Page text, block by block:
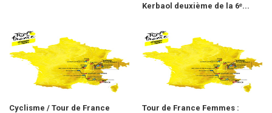
Kerbaol deuxième de la 6ᵉ...
Cyclisme / Tour de France
Tour de France Femmes :